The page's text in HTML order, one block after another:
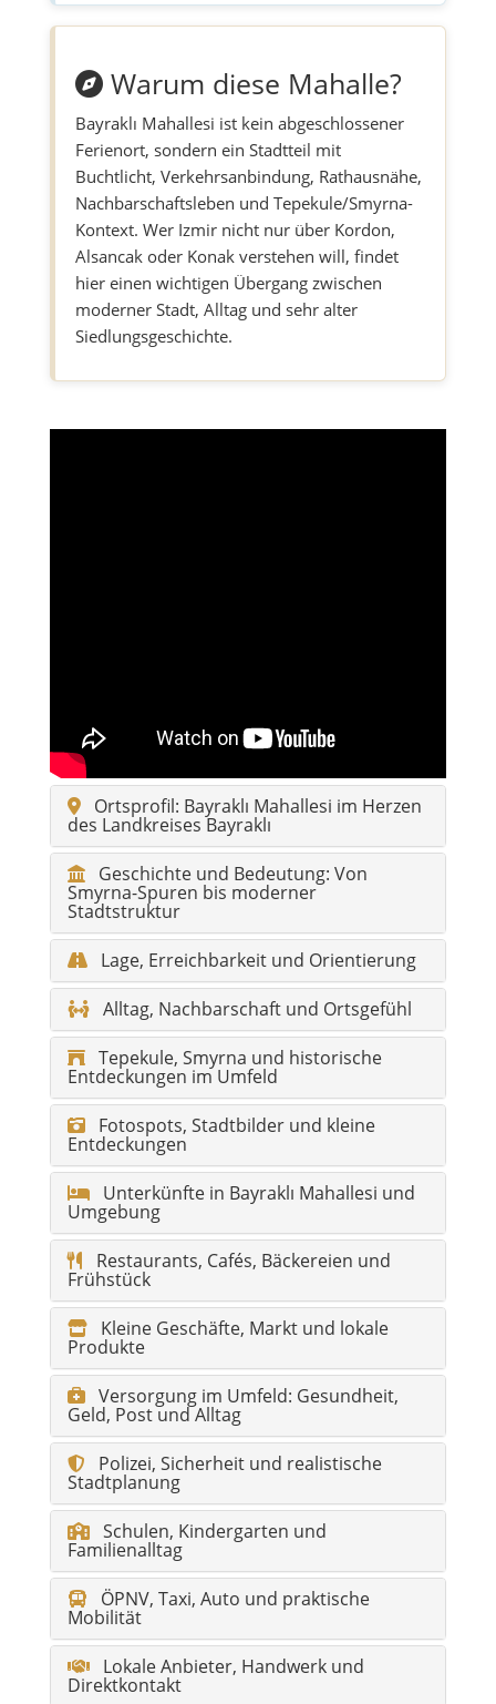
Warum diese Mahalle?
Bayraklı Mahallesi ist kein abgeschlossener
Ferienort, sondern ein Stadtteil mit
Buchtlicht, Verkehrsanbindung, Rathausnähe,
Nachbarschaftsleben und Tepekule/Smyrna-
Kontext. Wer Izmir nicht nur über Kordon,
Alsancak oder Konak verstehen will, findet
hier einen wichtigen Übergang zwischen
moderner Stadt, Alltag und sehr alter
Siedlungsgeschichte.
Ortsprofil: Bayraklı Mahallesi im Herzen
des Landkreises Bayraklı
Geschichte und Bedeutung: Von
Smyrna-Spuren bis moderner
Stadtstruktur
Lage, Erreichbarkeit und Orientierung
Alltag, Nachbarschaft und Ortsgefühl
Tepekule, Smyrna und historische
Entdeckungen im Umfeld
Fotospots, Stadtbilder und kleine
Entdeckungen
Unterkünfte in Bayraklı Mahallesi und
Umgebung
Restaurants, Cafés, Bäckereien und
Frühstück
Kleine Geschäfte, Markt und lokale
Produkte
Versorgung im Umfeld: Gesundheit,
Geld, Post und Alltag
Polizei, Sicherheit und realistische
Stadtplanung
Schulen, Kindergarten und
Familienalltag
ÖPNV, Taxi, Auto und praktische
Mobilität
Lokale Anbieter, Handwerk und
Direktkontakt